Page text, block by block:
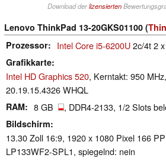
Download derlizensierten
Lenovo ThinkPad 13-20GKS01100 (
Prozessor
Intel Core i5-6200U2c/4t 2
Grafikkarte
Intel HD Graphics 520, Kerntakt: 950 MHz,
20.19.15.4326 WHQL
RAM 8 GB , DDR4-2133, 1/2 Slots
Bildschirm
13.30 Zoll 16:9, 1920 x 1080 Pixel 166
LP133WF2-SPL1, spiegelnd: nein